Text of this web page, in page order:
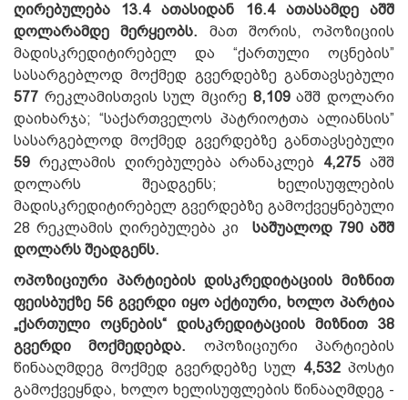
ღირებულება 13.4 ათასიდან 16.4 ათასამდე აშშ
დოლარამდე მერყეობს. მათ შორის, ოპოზიციის
მადისკრედიტირებელ და “ქართული ოცნების”
სასარგებლოდ მოქმედ გვერდებზე განთავსებული
577 რეკლამისთვის სულ მცირე 8,109აშშ დოლარი
დაიხარჯა; “საქართველოს პატრიოტთა ალიანსის”
სასარგებლოდ მოქმედ გვერდებზე განთავსებული
59 რეკლამის ღირებულება არანაკლებ 4,275 აშშ
დოლარს შეადგენს; ხელისუფლების
მადისკრედიტირებელ გვერდებზე გამოქვეყნებული
28 რეკლამის ღირებულება კი
საშუალოდ 790 აშშ
დოლარს შეადგენს.
ოპოზიციური პარტიების დისკრედიტაციის მიზნით
ფეისბუქზე 56 გვერდი იყო აქტიური, ხოლო პარტია
„ქართული ოცნების“ დისკრედიტაციის მიზნით 38
გვერდი მოქმედებდა. ოპოზიციური პარტიების
წინააღმდეგ მოქმედ გვერდებზე სულ 4,532 პოსტი
გამოქვეყნდა, ხოლო ხელისუფლების წინააღმდეგ -